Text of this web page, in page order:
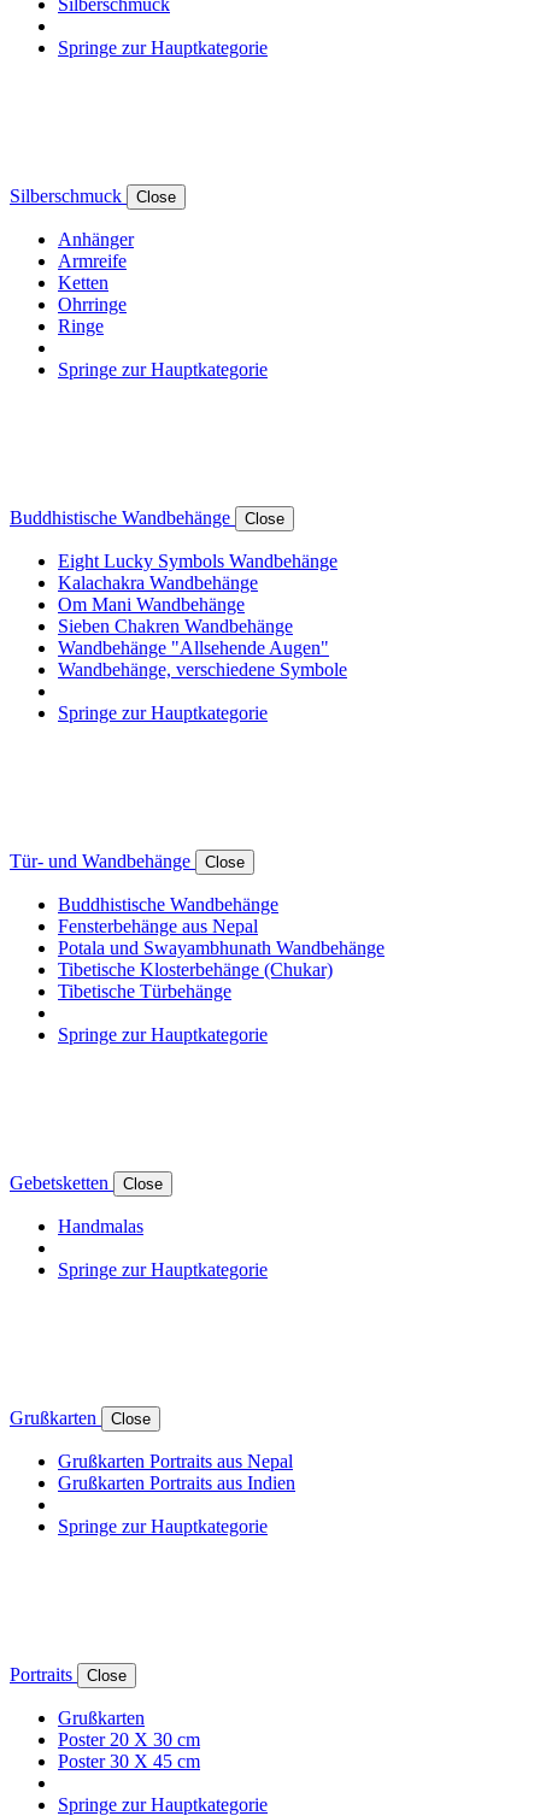
Springe zur Hauptkategorie
Silberschmuck Close
Anhänger
Armreife
Ketten
Ohrringe
Ringe
Springe zur Hauptkategorie
Buddhistische Wandbehänge Close
Eight Lucky Symbols Wandbehänge
Kalachakra Wandbehänge
Om Mani Wandbehänge
Sieben Chakren Wandbehänge
Wandbehänge "Allsehende Augen"
Wandbehänge, verschiedene Symbole
Springe zur Hauptkategorie
Tür- und Wandbehänge Close
Buddhistische Wandbehänge
Fensterbehänge aus Nepal
Potala und Swayambhunath Wandbehänge
Tibetische Klosterbehänge (Chukar)
Tibetische Türbehänge
Springe zur Hauptkategorie
Gebetsketten Close
Handmalas
Springe zur Hauptkategorie
Grußkarten Close
Grußkarten Portraits aus Nepal
Grußkarten Portraits aus Indien
Springe zur Hauptkategorie
Portraits Close
Grußkarten
Poster 20 X 30 cm
Poster 30 X 45 cm
Springe zur Hauptkategorie